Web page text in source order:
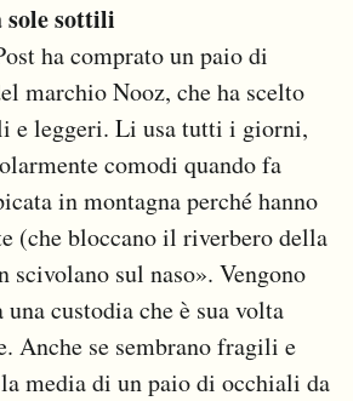
sole sottili
ha comprato un paio di
marchio Nooz, che ha scelto
e leggeri. Li usa tutti i giorni,
comodi quando fa
in montagna perché hanno
(che bloccano il riverbero della
scivolano sul naso». Vengono
custodia che è sua volta
Anche se sembrano fragili e
media di un paio di occhiali da